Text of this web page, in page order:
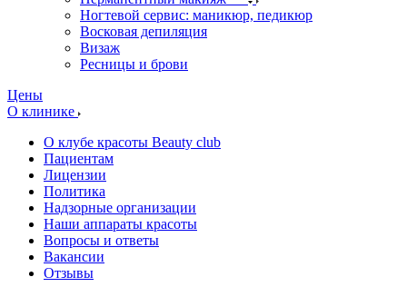
Ногтевой сервис: маникюр, педикюр
Восковая депиляция
Визаж
Ресницы и брови
Цены
О клинике
О клубе красоты Beauty club
Пациентам
Лицензии
Политика
Надзорные организации
Наши аппараты красоты
Вопросы и ответы
Вакансии
Отзывы